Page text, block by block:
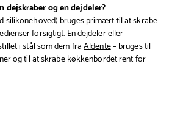
dejskraber og en dejdeler?
silikonehoved) bruges primært til at skrabe
forsigtigt. En dejdeler eller
i stål som dem fraAldente– bruges til
og til at skrabe køkkenbordet rent for